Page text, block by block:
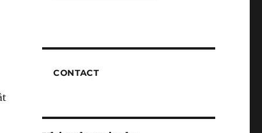
CONTACT